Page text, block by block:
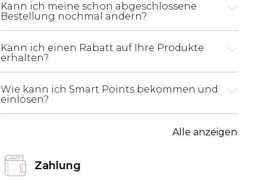
Kann ich meine schon abgeschlossene
Bestellung nochmal ändern?
Kann ich einen Rabatt auf Ihre Produkte
erhalten?
Wie kann ich Smart Points bekommen und
einlösen?
Alle anzeigen
Zahlung